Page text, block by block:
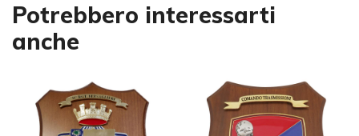
Potrebbero interessarti
anche